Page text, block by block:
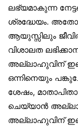
ലഭ്യമാകുന്ന
ശ്രദ്ധേയം.
ആയുസ്സിലും
വിശാലത
അല്ലാഹുവിന്
ഒന്നിനെയും
ശേഷം,
ചെയ്യാൻ
അല്ലാഹുവിന്